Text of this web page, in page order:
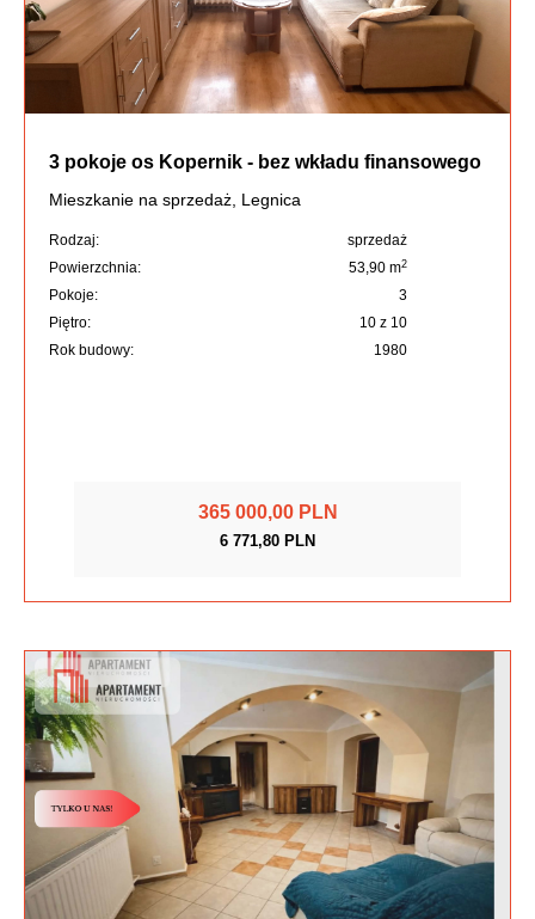
3 pokoje os Kopernik - bez wkładu finansowego
Mieszkanie na sprzedaż, Legnica
Rodzaj:
sprzedaż
Powierzchnia:
53,90 m2
Pokoje:
3
Piętro:
10 z 10
Rok budowy:
1980
365 000,00 PLN
6 771,80 PLN